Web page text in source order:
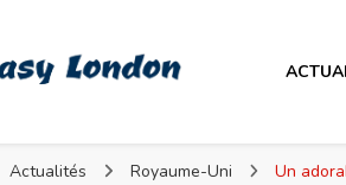
Actualités Royaume-Uni Un